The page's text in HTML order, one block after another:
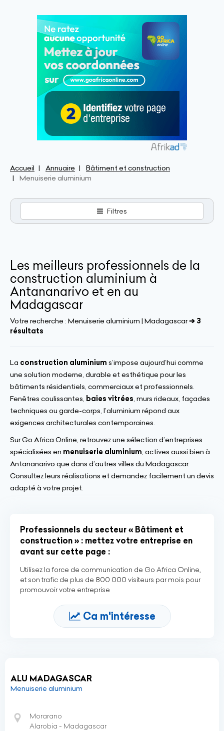
Accueil Annuaire
Bâtiment et construction
Menuiserie aluminium
Filtres
Les meilleurs professionnels de la
construction aluminium à
Antananarivo et en au
Madagascar
Votre recherche : Menuiserie aluminium | Madagascar➔ 3
résultats
La construction aluminium s’impose aujourd’hui comme
une solution moderne, durable et esthétique pour les
bâtiments résidentiels, commerciaux et professionnels.
Fenêtres coulissantes, baies vitrées, murs rideaux, façades
techniques ou garde-corps, l’aluminium répond aux
exigences architecturales contemporaines.
Sur Go Africa Online, retrouvez une sélection d’entreprises
spécialisées en menuiserie aluminium, actives aussi bien à
Antananarivo que dans d’autres villes du Madagascar.
Consultez leurs réalisations et demandez facilement un devis
adapté à votre projet.
Professionnels du secteur « Bâtiment et
construction » : mettez votre entreprise en
avant sur cette page :
Utilisez la force de communication de Go Africa Online,
et son trafic de plus de 800 000 visiteurs par mois pour
promouvoir votre entreprise
Ca m'intéresse
ALU MADAGASCAR
Menuiserie aluminium
Morarano
Alarobia - Madagascar